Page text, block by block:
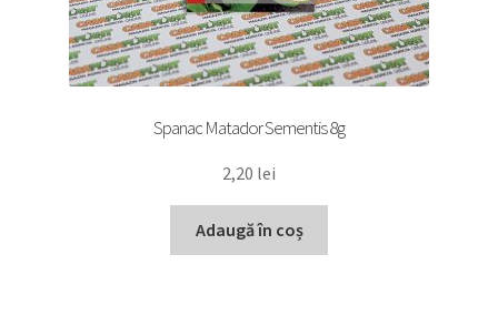
Spanac Matador Sementis 8g
2,20 lei
Adaugă în coș